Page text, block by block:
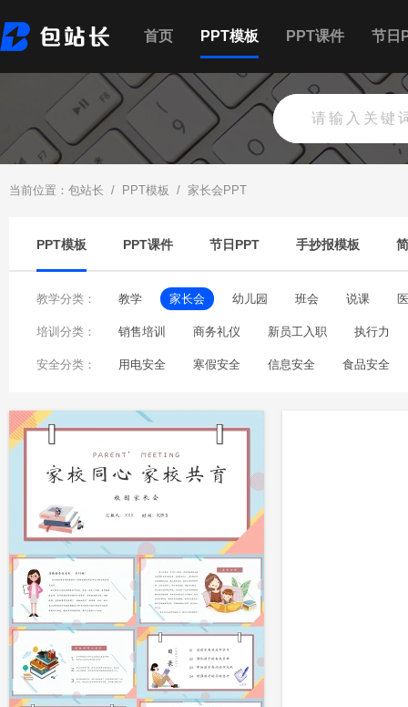
首页 PPT模板 PPT课件 节日
当前位置： 包站长 / PPT模板 / 家长会PPT
PPT模板 PPT课件 节日PPT 手抄报模板
教学分类： 教学 家长会 幼儿园 班会 说课
培训分类： 销售培训 商务礼仪 新员工入职 执行力
产品培训 教师培训 保密培训 沟通技巧培
安全分类： 用电安全 寒假安全 信息安全 食品安全